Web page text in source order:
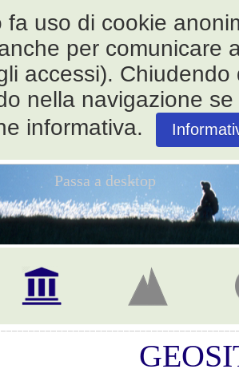
fa uso di cookie
per comunicare
accessi).
nella navigazione
informativa.
Passa a desktop